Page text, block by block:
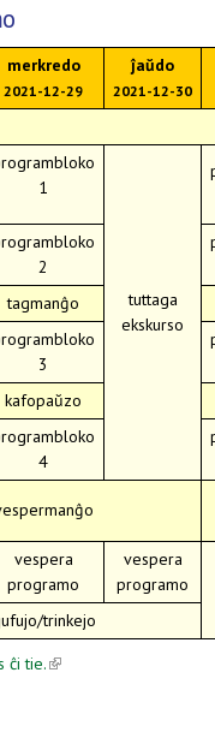
merkredo
2021-12-29
ĵaŭdo
2021-12-30
1
tuttaga
ekskurso
2
tagmanĝo
3
kafopaŭzo
4
vespera
programo
vespera
programo
trinkejo
ĉi tie.(link is